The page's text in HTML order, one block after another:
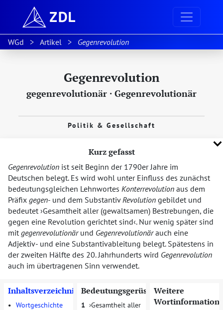
WGd Artikel Gegenrevolution
Gegenrevolution
gegenrevolutionär · Gegenrevolutionär
Politik & Gesellschaft
Kurz gefasst
Gegenrevolution ist seit Beginn der 1790er Jahre im
Deutschen belegt. Es wird wohl unter Einfluss des zunächst
bedeutungsgleichen Lehnwortes Konterrevolution aus dem
Präfix gegen- und dem SubstantivRevolution gebildet und
bedeutet Gesamtheit aller (gewaltsamen) Bestrebungen, die
gegen eine Revolution gerichtet sind . Nur wenig später sind
mitgegenrevolutionärund Gegenrevolutionärauch eine
Adjektiv- und eine Substantivableitung belegt. Spätestens in
der zweiten Hälfte des 20. Jahrhunderts wird Gegenrevolution
auch im übertragenen Sinn verwendet.
Inhaltsverzeichnis
• Wortgeschichte
Bedeutungsgerüst
1
Gesamtheit aller
Weitere